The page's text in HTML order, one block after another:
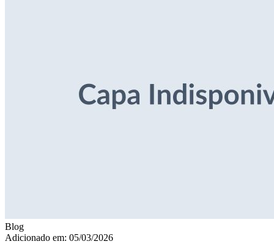
Blog
Adicionado em: 05/03/2026